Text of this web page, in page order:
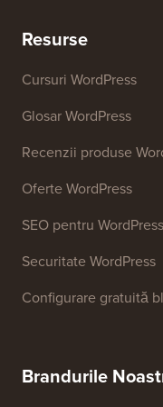
Analizor SEO pentru
Generator de
Peste 27 de
Resurse
Cursuri WordPress
Glosar WordPress
Recenzii produse
SEO pentru WordPress